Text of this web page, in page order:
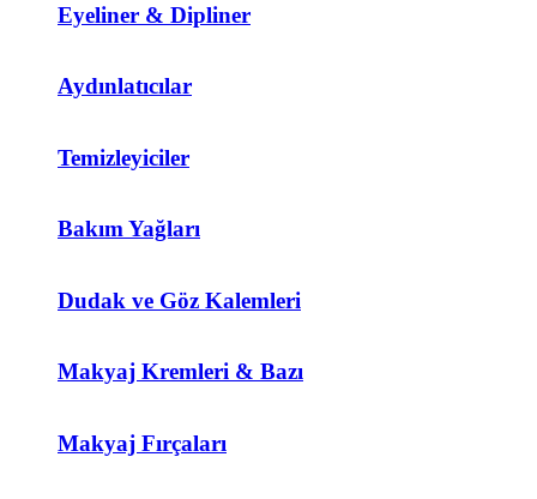
Eyeliner & Dipliner
Aydınlatıcılar
Temizleyiciler
Bakım Yağları
Dudak ve Göz Kalemleri
Makyaj Kremleri & Bazı
Makyaj Fırçaları